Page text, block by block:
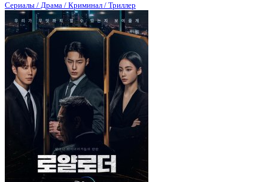
Сериалы / Драма / Криминал / Триллер